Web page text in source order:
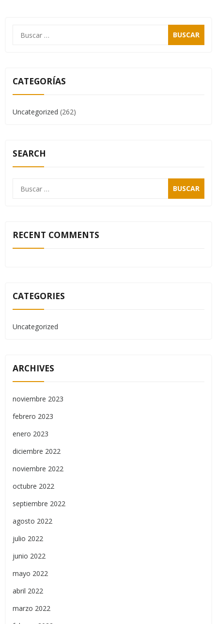
CATEGORÍAS
Uncategorized (262)
SEARCH
RECENT COMMENTS
CATEGORIES
Uncategorized
ARCHIVES
noviembre 2023
febrero 2023
enero 2023
diciembre 2022
noviembre 2022
octubre 2022
septiembre 2022
agosto 2022
julio 2022
junio 2022
mayo 2022
abril 2022
marzo 2022